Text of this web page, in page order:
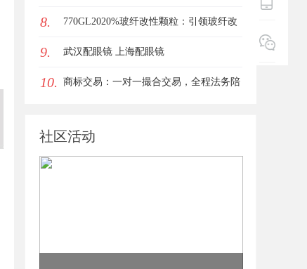
8. 770GL2020%玻纤改性颗粒：引领玻纤改
性颗粒的新风潮
9. 武汉配眼镜 上海配眼镜
10. 商标交易：一对一撮合交易，全程法务陪
社区活动